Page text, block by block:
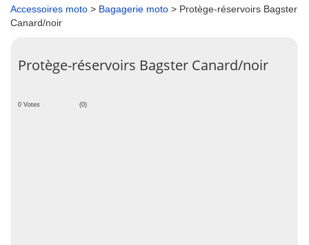
Accessoires moto > Bagagerie moto > Protège-réservoirs Bagster
Canard/noir
Protège-réservoirs Bagster Canard/noir
0 Votes (0)